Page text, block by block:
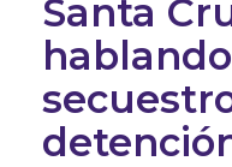
Santa